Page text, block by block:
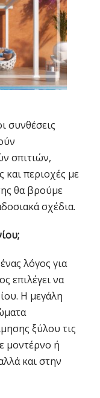
συνθέσεις
σπιτιών,
και περιοχές με
θα βρούμε
σχέδια.
λόγος για
επιλέγει να
Η μεγάλη
ξύλου τις
μοντέρνο ή
και στην